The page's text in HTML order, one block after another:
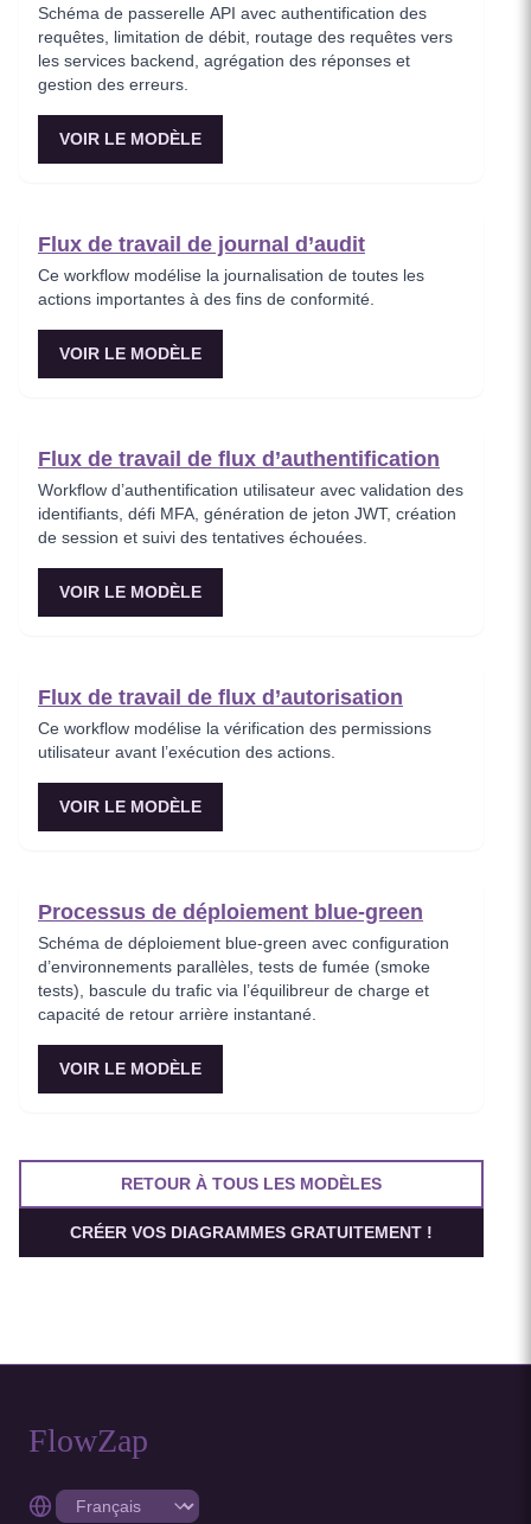
Schéma de passerelle API avec authentification des
requêtes, limitation de débit, routage des requêtes vers
les services backend, agrégation des réponses et
gestion des erreurs.
VOIR LE MODÈLE
Flux de travail de journal d’audit
Ce workflow modélise la journalisation de toutes les
actions importantes à des fins de conformité.
VOIR LE MODÈLE
Flux de travail de flux d’authentification
Workflow d’authentification utilisateur avec validation des
identifiants, défi MFA, génération de jeton JWT, création
de session et suivi des tentatives échouées.
VOIR LE MODÈLE
Flux de travail de flux d’autorisation
Ce workflow modélise la vérification des permissions
utilisateur avant l’exécution des actions.
VOIR LE MODÈLE
Processus de déploiement blue-green
Schéma de déploiement blue-green avec configuration
d’environnements parallèles, tests de fumée (smoke
tests), bascule du trafic via l’équilibreur de charge et
capacité de retour arrière instantané.
VOIR LE MODÈLE
RETOUR À TOUS LES MODÈLES
CRÉER VOS DIAGRAMMES GRATUITEMENT !
FlowZap